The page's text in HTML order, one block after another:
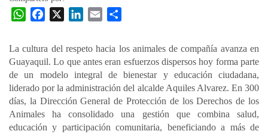
W
s
A
p
p
e
b
o
o
e
d
I
n
a
r
t
i
r
La cultura del respeto hacia los animales de compañía avanza en
Guayaquil. Lo que antes eran esfuerzos dispersos hoy forma parte
de un modelo integral de bienestar y educación ciudadana,
liderado por la administración del alcalde Aquiles Alvarez. En 300
días, la Dirección General de Protección de los Derechos de los
Animales ha consolidado una gestión que combina salud,
educación y participación comunitaria, beneficiando a más de